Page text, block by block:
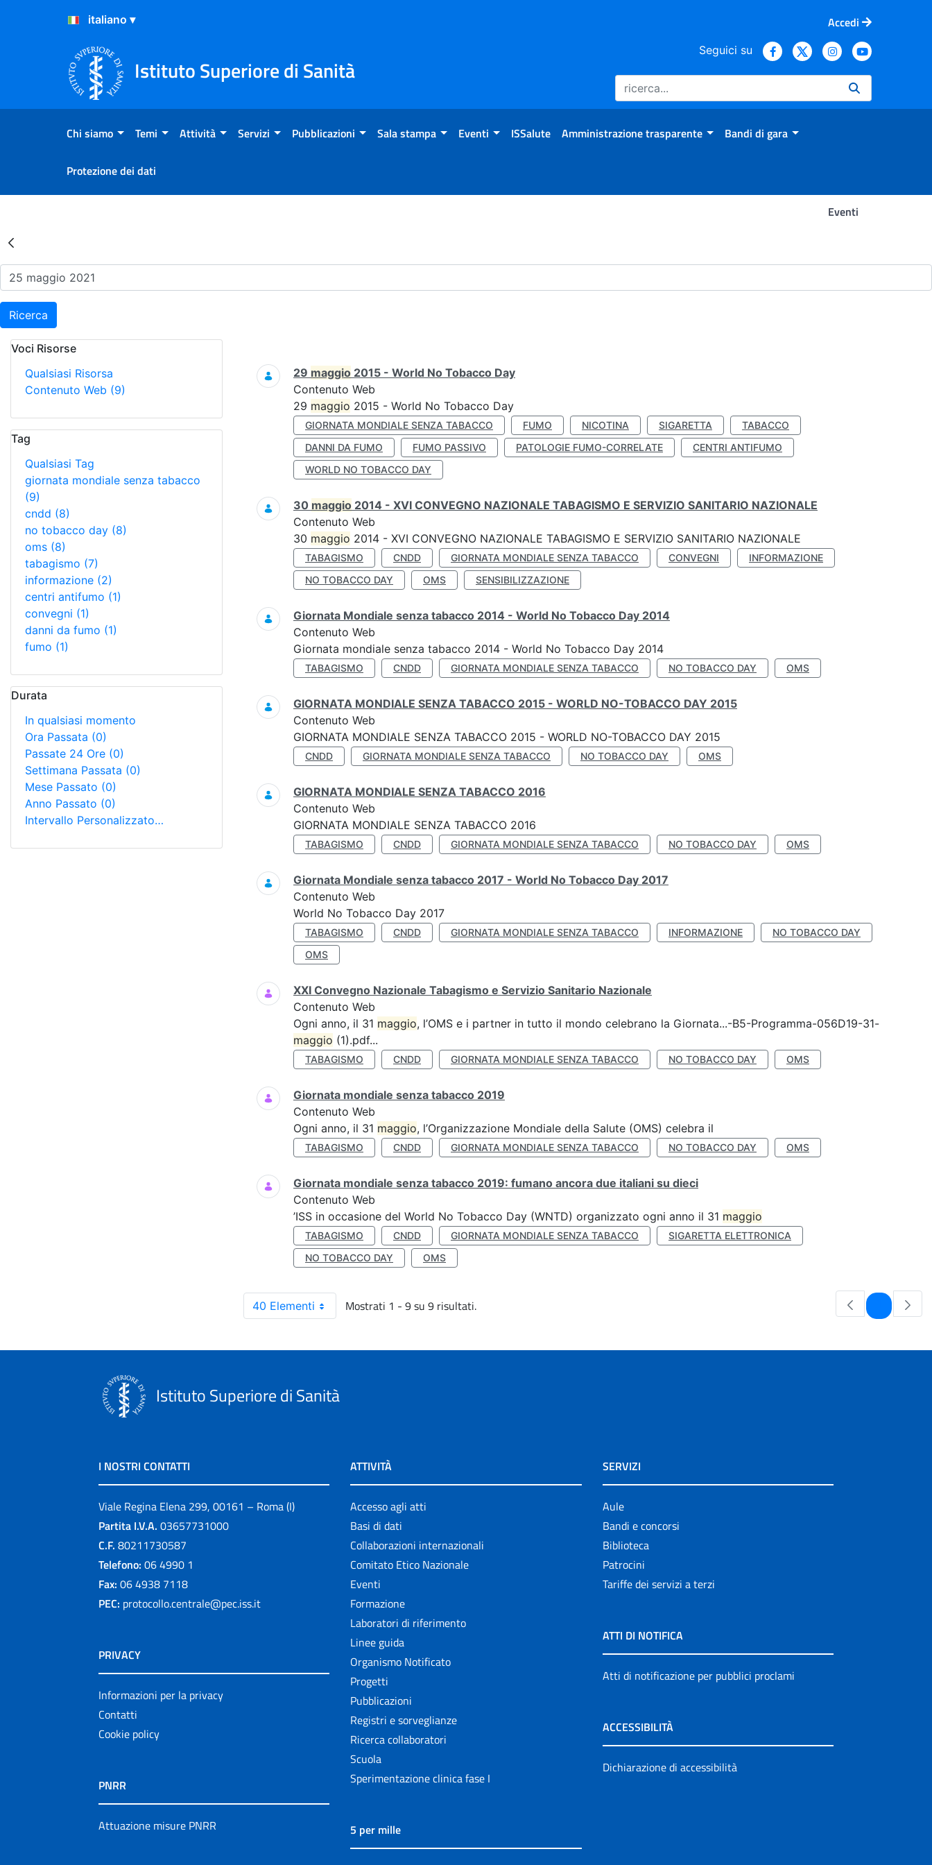
Salta al Contenuto
Salta al Footer
Accedi
Istituto Superiore di Sanità
Seguici su
Chi siamo Temi Attività Servizi Pubblicazioni Sala stampa Eventi ISSalute Amministrazione trasparente Bandi di gara
Protezione dei dati
Eventi
Risultati della Ricerca - Eventi
Ricerca
Voci Risorse
Qualsiasi Risorsa
Contenuto Web (9)
Tag
Qualsiasi Tag
giornata mondiale senza tabacco
(9)
cndd (8)
no tobacco day (8)
oms (8)
tabagismo (7)
informazione (2)
centri antifumo (1)
convegni (1)
danni da fumo (1)
fumo (1)
Durata
In qualsiasi momento
Ora Passata (0)
Passate 24 Ore (0)
Settimana Passata (0)
Mese Passato (0)
Anno Passato (0)
Intervallo Personalizzato…
Ricerca
29 maggio 2015 - World No Tobacco Day
Contenuto Web
29 maggio 2015 - World No Tobacco Day
GIORNATA MONDIALE SENZA TABACCO FUMO NICOTINA SIGARETTA
TABACCO
DANNI DA FUMO
FUMO PASSIVO PATOLOGIE FUMO-CORRELATE
CENTRI ANTIFUMO
WORLD NO TOBACCO DAY
30 maggio 2014 - XVI CONVEGNO NAZIONALE TABAGISMO E SERVIZIO SANITARIO NAZIONALE
Contenuto Web
30 maggio 2014 - XVI CONVEGNO NAZIONALE TABAGISMO E SERVIZIO SANITARIO NAZIONALE
TABAGISMO CNDD GIORNATA MONDIALE SENZA TABACCO CONVEGNI
INFORMAZIONE
NO TOBACCO DAY
OMS SENSIBILIZZAZIONE
Giornata Mondiale senza tabacco 2014 - World No Tobacco Day 2014
Contenuto Web
Giornata mondiale senza tabacco 2014 - World No Tobacco Day 2014
TABAGISMO CNDD GIORNATA MONDIALE SENZA TABACCO NO TOBACCO DAY OMS
GIORNATA MONDIALE SENZA TABACCO 2015 - WORLD NO-TOBACCO DAY 2015
Contenuto Web
GIORNATA MONDIALE SENZA TABACCO 2015 - WORLD NO-TOBACCO DAY 2015
CNDD GIORNATA MONDIALE SENZA TABACCO NO TOBACCO DAY OMS
GIORNATA MONDIALE SENZA TABACCO 2016
Contenuto Web
GIORNATA MONDIALE SENZA TABACCO 2016
TABAGISMO CNDD GIORNATA MONDIALE SENZA TABACCO NO TOBACCO DAY OMS
Giornata Mondiale senza tabacco 2017 - World No Tobacco Day 2017
Contenuto Web
World No Tobacco Day 2017
TABAGISMO CNDD GIORNATA MONDIALE SENZA TABACCO INFORMAZIONE
NO TOBACCO DAY
OMS
XXI Convegno Nazionale Tabagismo e Servizio Sanitario Nazionale
Contenuto Web
Ogni anno, il 31 maggio, l’OMS e i partner in tutto il mondo celebrano la Giornata...-B5-Programma-056D19-31-
maggio (1).pdf...
TABAGISMO CNDD GIORNATA MONDIALE SENZA TABACCO NO TOBACCO DAY OMS
Giornata mondiale senza tabacco 2019
Contenuto Web
Ogni anno, il 31 maggio, l’Organizzazione Mondiale della Salute (OMS) celebra il
TABAGISMO CNDD GIORNATA MONDIALE SENZA TABACCO NO TOBACCO DAY OMS
Giornata mondiale senza tabacco 2019: fumano ancora due italiani su dieci
Contenuto Web
’ISS in occasione del World No Tobacco Day (WNTD) organizzato ogni anno il 31 maggio
TABAGISMO CNDD GIORNATA MONDIALE SENZA TABACCO
SIGARETTA ELETTRONICA
NO TOBACCO DAY
OMS
40 Elementi Mostrati 1 - 9 su 9 risultati. Pagina
Istituto Superiore di Sanità
I NOSTRI CONTATTI
Viale Regina Elena 299, 00161 – Roma (I)
Partita I.V.A. 03657731000
C.F. 80211730587
Telefono: 06 4990 1
Fax: 06 4938 7118
PEC: protocollo.centrale@pec.iss.it
PRIVACY
Informazioni per la privacy
Contatti
Cookie policy
PNRR
Attuazione misure PNRR
ATTIVITÀ
Accesso agli atti
Basi di dati
Collaborazioni internazionali
Comitato Etico Nazionale
Eventi
Formazione
Laboratori di riferimento
Linee guida
Organismo Notificato
Progetti
Pubblicazioni
Registri e sorveglianze
Ricerca collaboratori
Scuola
Sperimentazione clinica fase I
5 per mille
SERVIZI
Aule
Bandi e concorsi
Biblioteca
Patrocini
Tariffe dei servizi a terzi
ATTI DI NOTIFICA
Atti di notificazione per pubblici proclami
ACCESSIBILITÀ
Dichiarazione di accessibilità